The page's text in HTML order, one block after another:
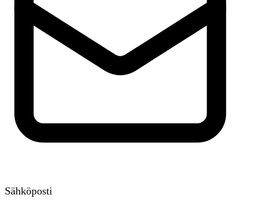
Sähköposti